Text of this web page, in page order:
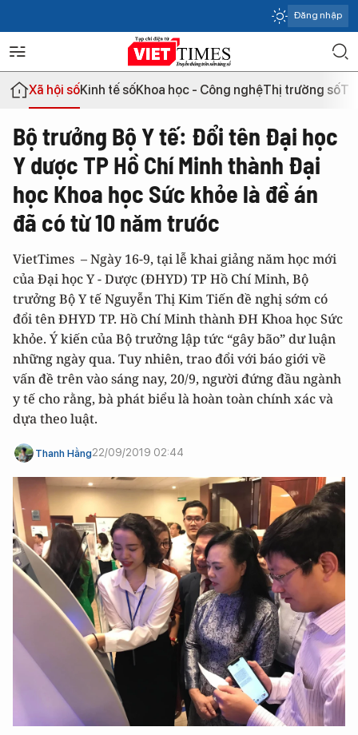
Đăng nhập
Xã hội sốKinh tế sốKhoa học - Công nghệThị trường số
Bộ trưởng Bộ Y tế: Đổi tên Đại học
Y dược TP Hồ Chí Minh thành Đại
học Khoa học Sức khỏe là đề án
đã có từ 10 năm trước
VietTimes – Ngày 16-9, tại lễ khai giảng năm học mới
của Đại học Y - Dược (ĐHYD) TP Hồ Chí Minh, Bộ
trưởng Bộ Y tế Nguyễn Thị Kim Tiến đề nghị sớm có
đổi tên ĐHYD TP. Hồ Chí Minh thành ĐH Khoa học Sức
khỏe. Ý kiến của Bộ trưởng lập tức “gây bão” dư luận
những ngày qua. Tuy nhiên, trao đổi với báo giới về
vấn đề trên vào sáng nay, 20/9, người đứng đầu ngành
y tế cho rằng, bà phát biểu là hoàn toàn chính xác và
dựa theo luật.
Thanh Hằng22/09/2019 02:44